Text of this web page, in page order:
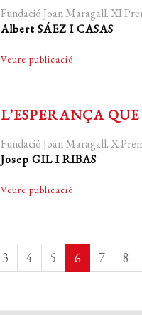
Fundació Joan Maragall. XI
Albert SÁEZ I CASAS
Veure publicació
L’ESPERANÇA
Fundació Joan Maragall. X
Josep GIL I RIBAS
Veure publicació
3 4 5 6 7 8